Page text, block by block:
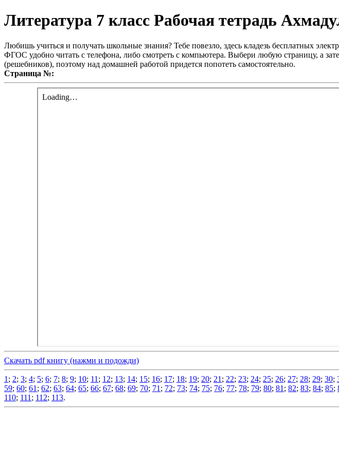
Литература 7 класс Рабочая тетрадь
Любишь учиться и получать школьные знания? Тебе повезло, здесь кладезь бесплатных
ФГОС удобно читать с телефона, либо смотреть с компьютера. Выбери любую страницу, а
(решебников), поэтому над домашней работой придется попотеть самостоятельно.
Страница №:
Скачать pdf книгу (нажми и подожди)
1 ; 2; 3; 4; 5; 6; 7; 8; 9; 10; 11 ; 12; 13; 14; 15; 16; 17; 18; 19; 20; 21 ; 22; 23; 24; 25; 26; 27; 28; 29; 30;
59; 60; 61 ; 62; 63; 64; 65; 66; 67; 68; 69; 70; 71 ; 72; 73; 74; 75; 76; 77; 78; 79; 80; 81 ; 82; 83; 84; 85;
110; 111 ; 112; 113.